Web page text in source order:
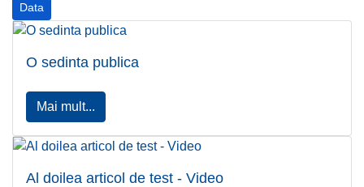
Data
O sedinta publica
Mai mult...
Al doilea articol de test - Video